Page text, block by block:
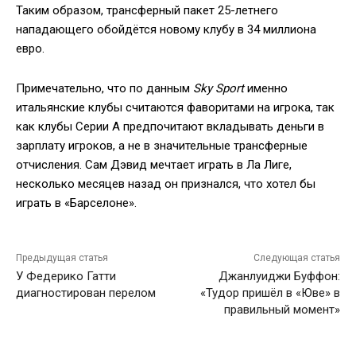
Таким образом, трансферный пакет 25-летнего
нападающего обойдётся новому клубу в 34 миллиона
евро.
Примечательно, что по данным Sky Sportименно
итальянские клубы считаются фаворитами на игрока, так
как клубы Серии А предпочитают вкладывать деньги в
зарплату игроков, а не в значительные трансферные
отчисления. Сам Дэвид мечтает играть в Ла Лиге,
несколько месяцев назад он признался, что хотел бы
играть в «Барселоне».
Предыдущая статья
У Федерико Гатти
диагностирован перелом
Следующая статья
Джанлуиджи Буффон:
«Тудор пришёл в «Юве» в
правильный момент»